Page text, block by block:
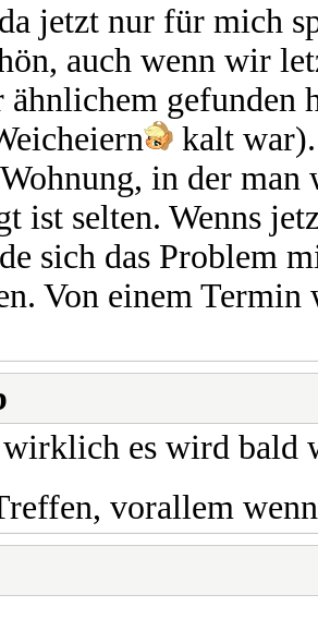
jetzt nur für mich
auch wenn wir
ähnlichem
kalt
in der
ist selten. Wenns
sich das Problem
Von einem Termin
es wird bald
vorallem